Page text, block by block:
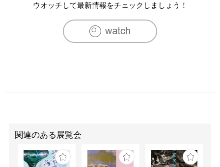
ウオッチして最新情報をチェックしましょう！
関連のある展覧会